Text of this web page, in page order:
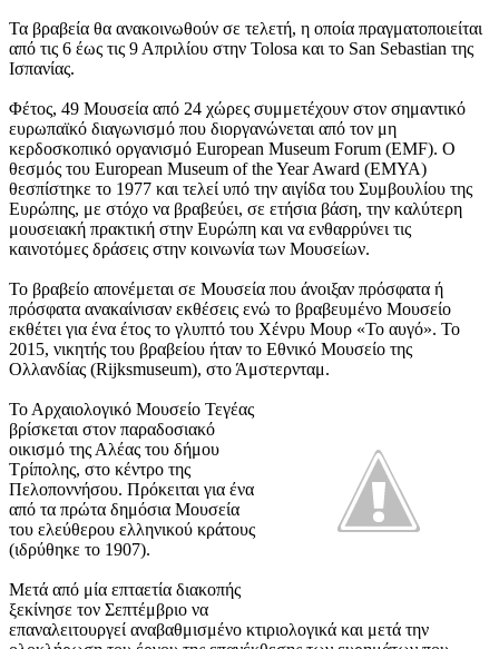
Τα βραβεία θα ανακοινωθούν σε τελετή, η οποία πραγματοποιείται
από τις 6 έως τις 9 Απριλίου στην Tolosa και το San Sebastian της
Ισπανίας.
Φέτος, 49 Μουσεία από 24 χώρες συμμετέχουν στον σημαντικό
ευρωπαϊκό διαγωνισμό που διοργανώνεται από τον μη
κερδοσκοπικό οργανισμό European Museum Forum (EMF). Ο
θεσμός του European Museum of the Year Award (EMYA)
θεσπίστηκε το 1977 και τελεί υπό την αιγίδα του Συμβουλίου της
Ευρώπης, με στόχο να βραβεύει, σε ετήσια βάση, την καλύτερη
μουσειακή πρακτική στην Ευρώπη και να ενθαρρύνει τις
καινοτόμες δράσεις στην κοινωνία των Μουσείων.
Το βραβείο απονέμεται σε Μουσεία που άνοιξαν πρόσφατα ή
πρόσφατα ανακαίνισαν εκθέσεις ενώ το βραβευμένο Μουσείο
εκθέτει για ένα έτος το γλυπτό του Χένρυ Μουρ «Το αυγό». Το
2015, νικητής του βραβείου ήταν το Εθνικό Μουσείο της
Ολλανδίας (Rijksmuseum), στο Άμστερνταμ.
Το Αρχαιολογικό Μουσείο Τεγέας
βρίσκεται στον παραδοσιακό
οικισμό της Αλέας του δήμου
Τρίπολης, στο κέντρο της
Πελοποννήσου. Πρόκειται για ένα
από τα πρώτα δημόσια Μουσεία
του ελεύθερου ελληνικού κράτους
(ιδρύθηκε το 1907).
Μετά από μία επταετία διακοπής
ξεκίνησε τον Σεπτέμβριο να
επαναλειτουργεί αναβαθμισμένο κτιριολογικά και μετά την